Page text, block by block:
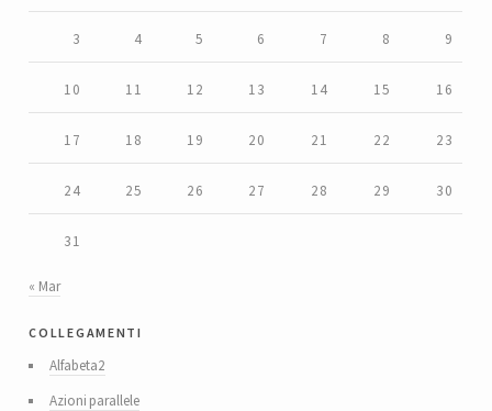
3 4 5 6 7 8 9
10 11 12 13 14 15 16
17 18 19 20 21 22 23
24 25 26 27 28 29 30
31
« Mar
collegamenti
Alfabeta2
Azioni parallele